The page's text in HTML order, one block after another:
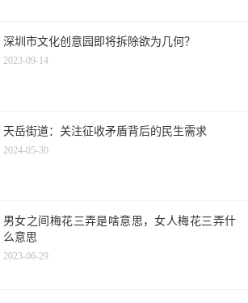
深圳市文化创意园即将拆除欲为几何？
2023-09-14
天岳街道：关注征收矛盾背后的民生需求
2024-05-30
男女之间梅花三弄是啥意思，女人梅花三弄什
么意思
2023-06-29